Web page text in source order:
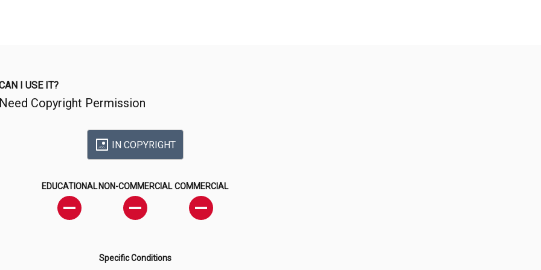
I USE IT?
Need Copyright Permission
IN COPYRIGHT
EDUCATIONAL NON-COMMERCIAL COMMERCIAL
Specific Conditions